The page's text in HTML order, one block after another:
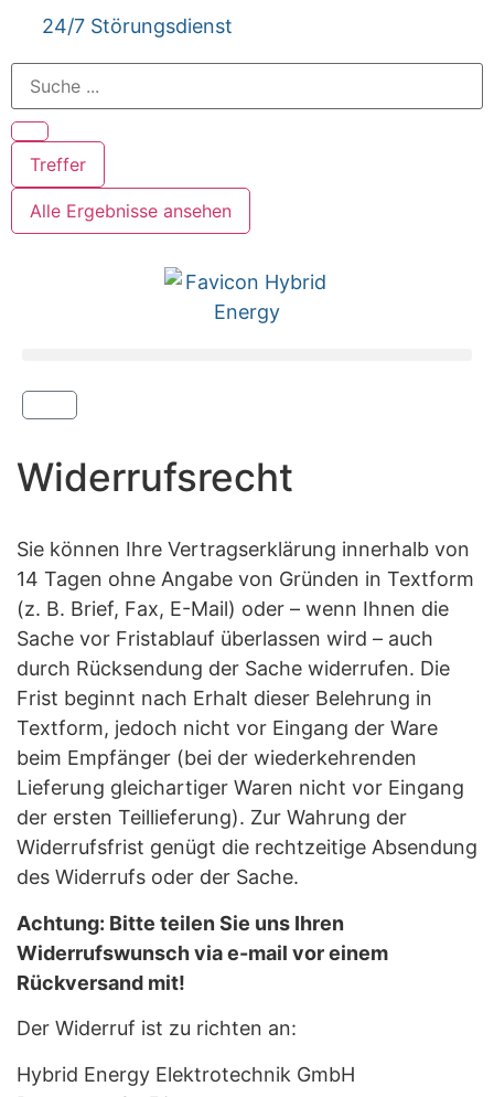
24/7 Störungsdienst
Treffer
Alle Ergebnisse ansehen
Widerrufsrecht
Sie können Ihre Vertragserklärung innerhalb von
14 Tagen ohne Angabe von Gründen in Textform
(z. B. Brief, Fax, E-Mail) oder – wenn Ihnen die
Sache vor Fristablauf überlassen wird – auch
durch Rücksendung der Sache widerrufen. Die
Frist beginnt nach Erhalt dieser Belehrung in
Textform, jedoch nicht vor Eingang der Ware
beim Empfänger (bei der wiederkehrenden
Lieferung gleichartiger Waren nicht vor Eingang
der ersten Teillieferung). Zur Wahrung der
Widerrufsfrist genügt die rechtzeitige Absendung
des Widerrufs oder der Sache.
Achtung: Bitte teilen Sie uns Ihren
Widerrufswunsch via e-mail vor einem
Rückversand mit!
Der Widerruf ist zu richten an:
Hybrid Energy Elektrotechnik GmbH